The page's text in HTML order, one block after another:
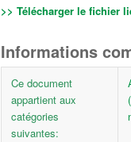
>> Télécharger le fichier
Informations
Ce document
appartient aux
catégories
suivantes: